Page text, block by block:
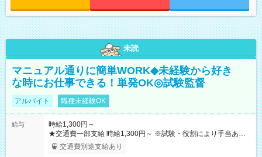
未読
マニュアル通りに簡単WORK◆未経験から好き
な時にお仕事できる！単発OK◎試験監督
アルバイト 職種未経験OK
給与
時給1,300円～
★交通費一部支給 時給1,300円～ ※試験・役割により手当あり
※勤務回数により昇給あり 【即給（前払い）オプションあ
り！】 希望される場合、勤務から1週間ほどで給与の一部を受け
交通費別途支給あり